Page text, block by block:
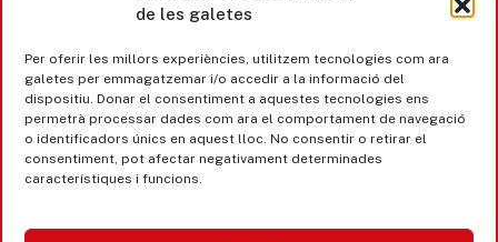
de les galetes
Per oferir les millors experiències, utilitzem tecnologies com ara
galetes per emmagatzemar i/o accedir a la informació del
dispositiu. Donar el consentiment a aquestes tecnologies ens
permetrà processar dades com ara el comportament de navegació
o identificadors únics en aquest lloc. No consentir o retirar el
consentiment, pot afectar negativament determinades
característiques i funcions.